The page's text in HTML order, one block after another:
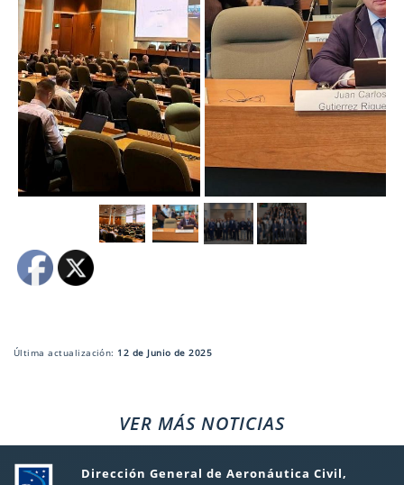
Última actualización: 12 de Junio de 2025
VER MÁS NOTICIAS
Dirección General de Aeronáutica Civil,